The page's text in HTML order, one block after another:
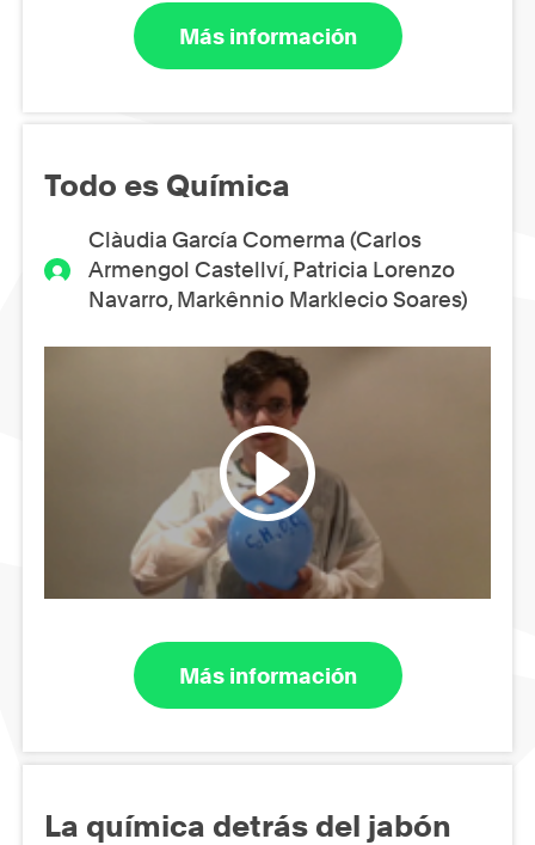
Más información
Todo es Química
Clàudia García Comerma (Carlos
Armengol Castellví, Patricia Lorenzo
Navarro, Markênnio Marklecio Soares)
Más información
La química detrás del jabón